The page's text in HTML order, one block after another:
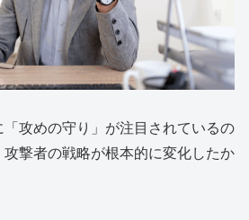
攻めの守り」が注目されているの
撃者の戦略が根本的に変化したか